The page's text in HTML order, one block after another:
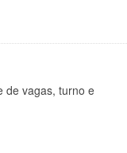
de vagas, turno e